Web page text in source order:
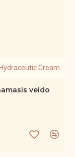
Cream
veido